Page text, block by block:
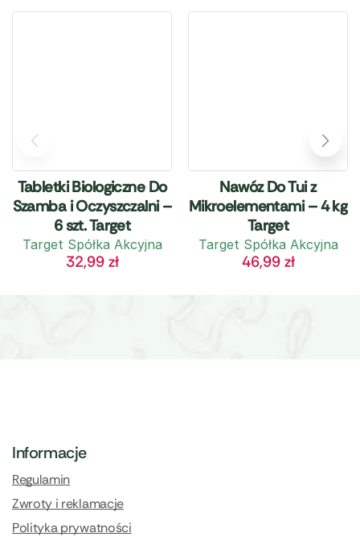
Tabletki Biologiczne Do
Szamba i Oczyszczalni –
6 szt. Target
Target Spółka Akcyjna
32,99 zł
Nawóz Do Tui z
Mikroelementami – 4 kg
Target
Target Spółka Akcyjna
46,99 zł
Informacje
Regulamin
Zwroty i reklamacje
Polityka prywatności